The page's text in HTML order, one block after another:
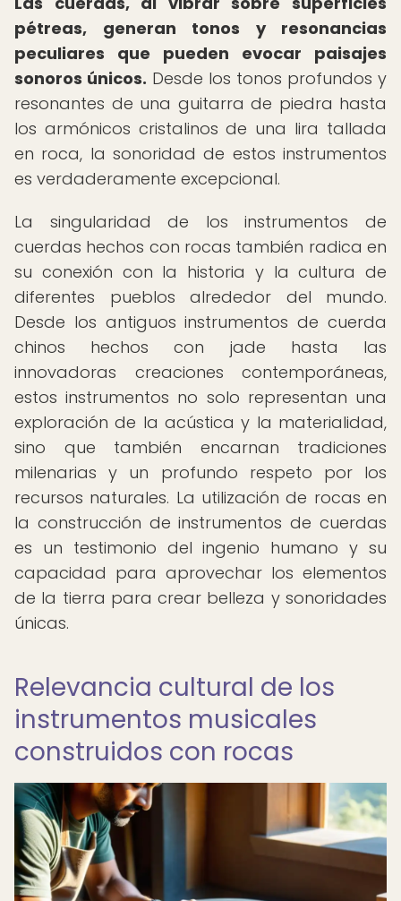
pétreas, generan tonos y resonancias
peculiares que pueden evocar paisajes
sonoros únicos. Desde los tonos profundos y
resonantes de una guitarra de piedra hasta
los armónicos cristalinos de una lira tallada
en roca, la sonoridad de estos instrumentos
es verdaderamente excepcional.
La singularidad de los instrumentos de
cuerdas hechos con rocas también radica en
su conexión con la historia y la cultura de
diferentes pueblos alrededor del mundo.
Desde los antiguos instrumentos de cuerda
chinos hechos con jade hasta las
innovadoras creaciones contemporáneas,
estos instrumentos no solo representan una
exploración de la acústica y la materialidad,
sino que también encarnan tradiciones
milenarias y un profundo respeto por los
recursos naturales. La utilización de rocas en
la construcción de instrumentos de cuerdas
es un testimonio del ingenio humano y su
capacidad para aprovechar los elementos
de la tierra para crear belleza y sonoridades
únicas.
Relevancia cultural de los
instrumentos musicales
construidos con rocas